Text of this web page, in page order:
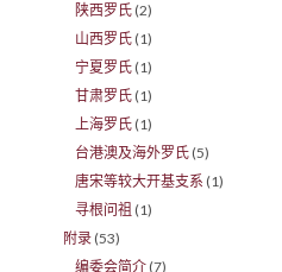
陕西罗氏 (2)
山西罗氏 (1)
宁夏罗氏 (1)
甘肃罗氏 (1)
上海罗氏 (1)
台港澳及海外罗氏 (5)
唐宋等较大开基支系 (1)
寻根问祖 (1)
附录 (53)
编委会简介 (7)